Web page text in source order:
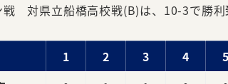
対県立船橋高校戦(B)は、10-3で勝利
1 2 3 4 5